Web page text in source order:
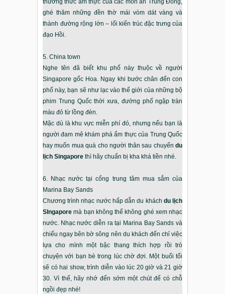
ghé thăm những đền thờ mái vòm dát vàng và
thành đường rộng lớn – lối kiến trúc đặc trưng của
đạo Hồi.
5. China town
Nghe tên đã biết khu phố này thuộc về người
Singapore gốc Hoa. Ngay khi bước chân đến con
phố này, bạn sẽ như lạc vào thế giới của những bộ
phim Trung Quốc thời xưa, đường phố ngập tràn
màu đỏ từ lồng đèn.
Mặc dù là khu vực miễn phí đó, nhưng nếu bạn là
người đam mê khám phá ẩm thực của Trung Quốc
hay muốn mua quà cho người thân sau chuyến du
lịch Singapore thì hãy chuẩn bị kha khá tiền nhé.
6. Nhạc nước tại cổng trung tâm mua sắm của
Marina Bay Sands
Chương trình nhạc nước hấp dẫn du khách du lịch
SIngapore mà bạn không thể không ghé xem nhạc
nước. Nhạc nước diễn ra tại Marina Bay Sands và
chiếu ngay bên bờ sông nên du khách đến chỉ việc
lựa cho mình một bậc thang thích hợp rồi trò
chuyện với bạn bè trong lúc chờ đợi. Một buổi tối
sẽ có hai show, trình diễn vào lúc 20 giờ và 21 giờ
30. Vì thế, hãy nhớ đến sớm một chút để có chỗ
ngồi đẹp nhé!